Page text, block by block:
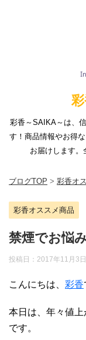
彩香～SAIKA～は、
す！商品情報やお得
お届けします。
ブログTOP > 彩香オ
彩香オススメ商品
禁煙でお悩
投稿日：2017年11月3日
こんにちは、 彩香
本日は、年々値
です。